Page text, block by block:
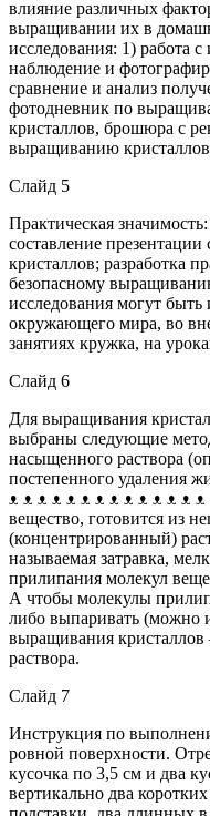
влияние различных
выращивании их в
исследования: 1) работа
наблюдение и
сравнение и анализ
фотодневник по
кристаллов, брошюра с
выращиванию
Слайд 5
Практическая
составление
кристаллов; разработка
безопасному
исследования могут
окружающего мира, во
занятиях кружка, на
Слайд 6
Для выращивания
выбраны следующие
насыщенного раствора
постепенного удаления
ᴥ ᴥ ᴥ ᴥ ᴥ ᴥ ᴥ ᴥ ᴥ ᴥ ᴥ ᴥ ᴥ ᴥ
вещество, готовится из
(концентрированный)
называемая затравка,
прилипания молекул
А чтобы молекулы
либо выпаривать (можно
выращивания кристаллов
раствора.
Слайд 7
Инструкция по
ровной поверхности.
кусочка по 3,5 см и два
вертикально два